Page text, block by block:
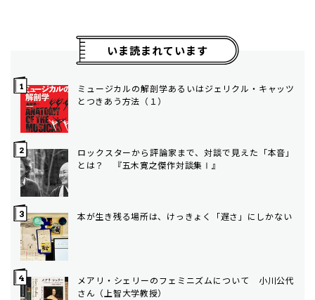
いま読まれています
ミュージカルの解剖学――あるいはジェリクル・キャッツ
とつきあう方法（１）
ロックスターから評論家まで、対談で見えた「本音」
とは？ 『五木寛之傑作対談集Ⅰ』
本が生き残る場所は、けっきょく「遅さ」にしかない
メアリ・シェリーのフェミニズムについて 小川公代
さん（上智大学教授）